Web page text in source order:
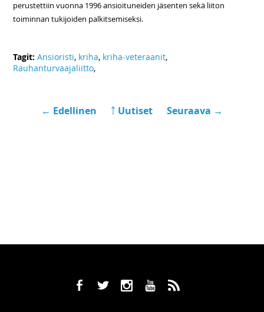
perustettiin vuonna 1996 ansioituneiden jäsenten sekä liiton
toiminnan tukijoiden palkitsemiseksi.
Tagit:Ansioristi, kriha, kriha-veteraanit,
Rauhanturvaajaliitto,
← Edellinen ￪ Uutiset Seuraava →
b a x r ,